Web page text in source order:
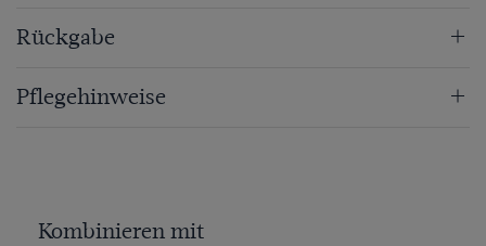
Rückgabe
Pflegehinweise
Kombinieren mit